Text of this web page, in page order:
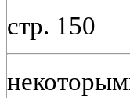
стр. 150